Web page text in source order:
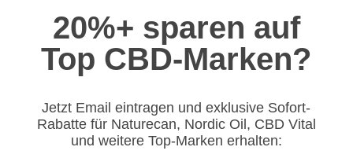
20%+ sparen auf
Top CBD-Marken?
Jetzt Email eintragen und exklusive Sofort-
Rabatte für Naturecan, Nordic Oil, CBD Vital
und weitere Top-Marken erhalten: